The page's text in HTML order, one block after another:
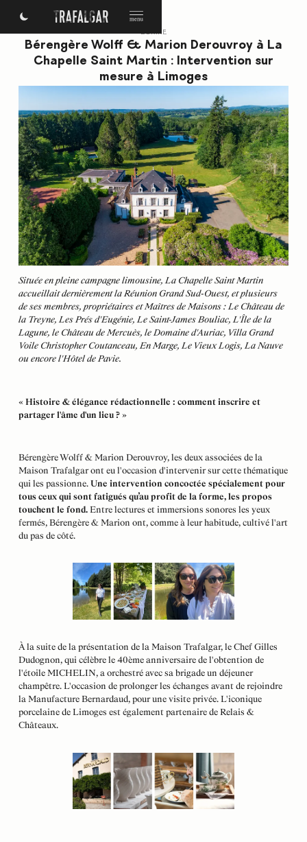
ÉCRIRE
Bérengère Wolff & Marion Derouvroy à La
Chapelle Saint Martin : Intervention sur
mesure à Limoges
Située en pleine campagne limousine, La Chapelle Saint Martin
accueillait dernièrement la Réunion Grand Sud-Ouest, et plusieurs
de ses membres, propriétaires et Maîtres de Maisons : Le Château de
la Treyne, Les Prés d'Eugénie, Le Saint-James Bouliac, L'Île de la
Lagune, le Château de Mercuès, le Domaine d'Auriac, Villa Grand
Voile Christopher Coutanceau, En Marge, Le Vieux Logis, La Nauve
ou encore l'Hôtel de Pavie.
« Histoire & élégance rédactionnelle : comment inscrire et
partager l'âme d'un lieu ? »
Bérengère Wolff & Marion Derouvroy, les deux associées de la
Maison Trafalgar ont eu l'occasion d'intervenir sur cette thématique
qui les passionne.Une intervention concoctée spécialement pour
tous ceux qui sont fatigués qu’au profit de la forme, les propos
touchent le fond.Entre lectures et immersions sonores les yeux
fermés, Bérengère & Marion ont, comme à leur habitude, cultivé l'art
du pas de côté.
À la suite de la présentation de la Maison Trafalgar, le Chef Gilles
Dudognon, qui célèbre le 40ème anniversaire de l'obtention de
l'étoile MICHELIN, a orchestré avec sa brigade un déjeuner
champêtre. L'occasion de prolonger les échanges avant de rejoindre
la Manufacture Bernardaud, pour une visite privée. L'iconique
porcelaine de Limoges est également partenaire de Relais &
Châteaux.